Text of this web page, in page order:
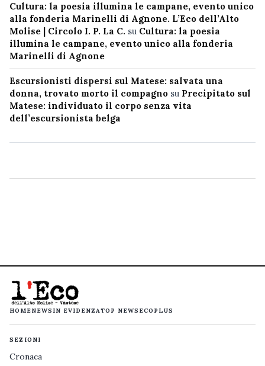
Cultura: la poesia illumina le campane, evento unico
alla fonderia Marinelli di Agnone. L’Eco dell’Alto
Molise | Circolo I. P. La C. su Cultura: la poesia
illumina le campane, evento unico alla fonderia
Marinelli di Agnone
Escursionisti dispersi sul Matese: salvata una
donna, trovato morto il compagno su Precipitato sul
Matese: individuato il corpo senza vita
dell’escursionista belga
HOMENEWS IN EVIDENZATOP NEWS ECOPLUS
SEZIONI
Cronaca